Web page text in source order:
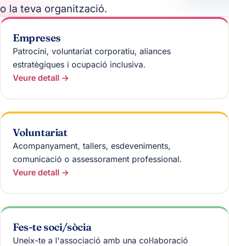
o la teva organització.
Empreses
Patrocini, voluntariat corporatiu, aliances
estratègiques i ocupació inclusiva.
Veure detall →
Voluntariat
Acompanyament, tallers, esdeveniments,
comunicació o assessorament professional.
Veure detall →
Fes-te soci/sòcia
Uneix-te a l'associació amb una col·laboració